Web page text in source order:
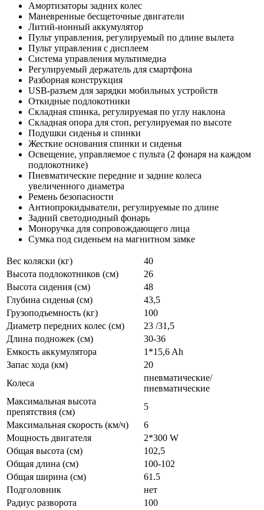
Амортизаторы задних колес
Маневренные бесщеточные двигатели
Литий-ионный аккумулятор
Пульт управления, регулируемый по длине вылета
Пульт управления с дисплеем
Система управления мультимедиа
Регулируемый держатель для смартфона
Разборная конструкция
USB-разъем для зарядки мобильных устройств
Откидные подлокотники
Складная спинка, регулируемая по углу наклона
Складная опора для стоп, регулируемая по высоте
Подушки сиденья и спинки
Жесткие основания спинки и сиденья
Освещение, управляемое с пульта (2 фонаря на каждом
подлокотнике)
Пневматические передние и задние колеса
увеличенного диаметра
Ремень безопасности
Антиопрокидыватели, регулируемые по длине
Задний светодиодный фонарь
Моноручка для сопровождающего лица
Сумка под сиденьем на магнитном замке
Вес коляски (кг)
40
Высота подлокотников (см)
26
Высота сидения (см)
48
Глубина сиденья (см)
43,5
Грузоподъемность (кг)
100
Диаметр передних колес (см)
23 /31,5
Длина подножек (см)
30-36
Емкость аккумулятора
1*15,6 Ah
Запас хода (км)
20
Колеса
пневматические/
пневматические
Максимальная высота
препятствия (см)
5
Максимальная скорость (км/ч)
6
Мощность двигателя
2*300 W
Общая высота (см)
102,5
Общая длина (см)
100-102
Общая ширина (см)
61.5
Подголовник
нет
Радиус разворота
100